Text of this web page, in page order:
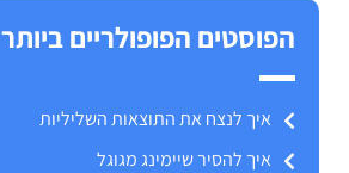
הפוסטים הפופולריים ביותר
איך לנצח את התוצאות השליליות
איך להסיר שיימינג מגוגל